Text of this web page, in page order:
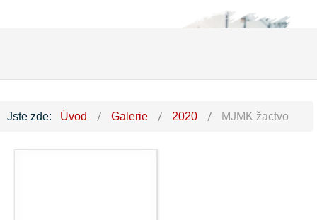
Jste zde: Úvod Galerie 2020 MJMK žactvo